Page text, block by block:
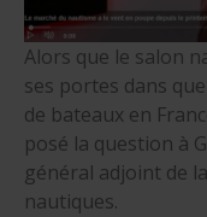
Alors que le salon
ses portes dans
de bateaux en
posé la question à
général adjoint de
nautiques.